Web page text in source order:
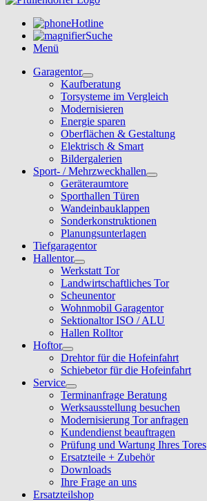
Hotline
Suche
Menü
Garagentor
Kaufberatung
Torsysteme im Vergleich
Modernisieren
Energie sparen
Oberflächen & Gestaltung
Elektrisch & Smart
Bildergalerien
Sport- / Mehrzweckhallen
Geräteraumtore
Sporthallen Türen
Wandeinbauklappen
Sonderkonstruktionen
Planungsunterlagen
Tiefgaragentor
Hallentor
Werkstatt Tor
Landwirtschaftliches Tor
Scheunentor
Wohnmobil Garagentor
Sektionaltor ISO / ALU
Hallen Rolltor
Hoftor
Drehtor für die Hofeinfahrt
Schiebetor für die Hofeinfahrt
Service
Terminanfrage Beratung
Werksausstellung besuchen
Modernisierung Tor anfragen
Kundendienst beauftragen
Prüfung und Wartung Ihres Tores
Ersatzteile + Zubehör
Downloads
Ihre Frage an uns
Ersatzteilshop